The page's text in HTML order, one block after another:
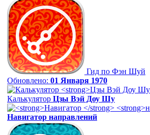
Гид по Фэн Шуй
Обновлено: 01 Января 1970
Калькулятор Цзы Вэй Доу Шу
Навигатор направлений